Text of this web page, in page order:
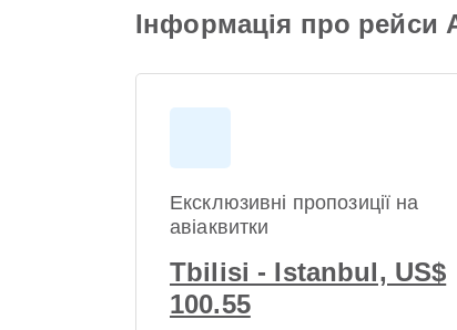
Інформація про рейси
Ексклюзивні пропозиції на
авіаквитки
Tbilisi - Istanbul, US$
100.55